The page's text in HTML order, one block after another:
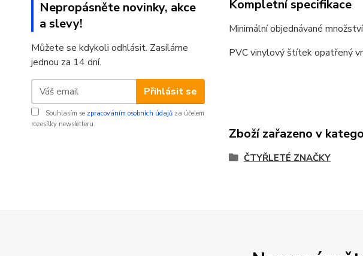
Nepropásněte novinky, akce
a slevy!
Můžete se kdykoli odhlásit. Zasíláme
jednou za 14 dní.
Přihlásit se
Souhlasím se zpracováním osobních údajů za účelem
rozesílky newsletteru.
Kompletní specifikace
Minimální objednávané
PVC vinylový štítek opatřený
Zboží zařazeno v
ČTYŘLETÉ ZNAČKY